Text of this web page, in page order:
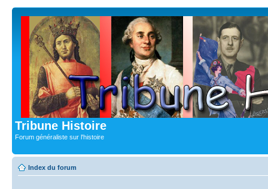
Tribune Histoire
Forum généraliste sur l'histoire
Index du forum